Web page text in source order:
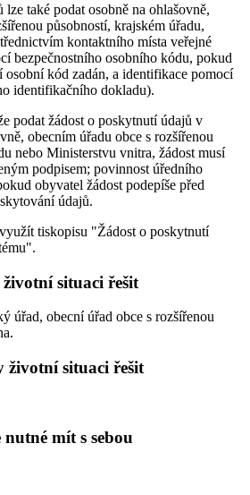
také podat osobně na ohlašovně,
působností, krajském úřadu,
kontaktního místa veřejné
bezpečnostního osobního kódu, pokud
osobní kód zadán, a identifikace pomocí
identifikačního dokladu).
podat žádost o poskytnutí údajů v
obecním úřadu obce s rozšířenou
nebo Ministerstvu vnitra, žádost musí
podpisem; povinnost úředního
obyvatel žádost podepíše před
údajů.
tiskopisu "Žádost o poskytnutí
situaci řešit
úřad, obecní úřad obce s rozšířenou
životní situaci řešit
mít s sebou